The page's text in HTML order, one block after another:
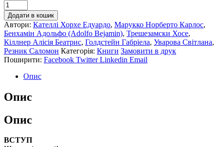
Додати в кошик
Автори: Кателлі Хорхе Едуардо, Марукко Норберто Карлос,
Бенхамін Адольфо (Adolfo Bejamin), Трешезамски Хосе,
Кіллнер Алісія Беатрис, Голдстейн Габріела, Уварова Світлана,
Резник Саломон Категорія: Книги Замовити в друк
Поширити: Facebook Twitter Linkedin Email
Опис
Опис
Опис
ВСТУП